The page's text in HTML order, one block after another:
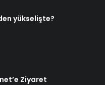
yükselişte?
Ziyaret